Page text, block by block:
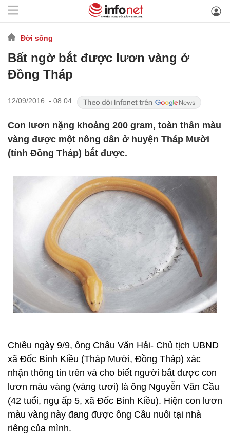
Đời sống
Bất ngờ bắt được lươn vàng ở
Đồng Tháp
12/09/2016 - 08:04
Con lươn nặng khoảng 200 gram, toàn thân màu
vàng được một nông dân ở huyện Tháp Mười
(tỉnh Đồng Tháp) bắt được.
Chiều ngày 9/9, ông Châu Văn Hải- Chủ tịch UBND
xã Đốc Binh Kiều (Tháp Mười, Đồng Tháp) xác
nhận thông tin trên và cho biết người bắt được con
lươn màu vàng (vàng tươi) là ông Nguyễn Văn Cầu
(42 tuổi, ngụ ấp 5, xã Đốc Binh Kiều). Hiện con lươn
màu vàng này đang được ông Cầu nuôi tại nhà
riêng của mình.